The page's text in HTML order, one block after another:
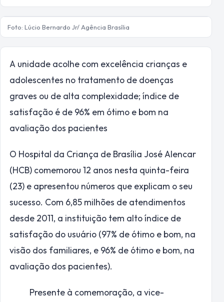
Foto: Lúcio Bernardo Jr/ Agência Brasília
A unidade acolhe com excelência crianças e
adolescentes no tratamento de doenças
graves ou de alta complexidade; índice de
satisfação é de 96% em ótimo e bom na
avaliação dos pacientes
O Hospital da Criança de Brasília José Alencar
(HCB) comemorou 12 anos nesta quinta-feira
(23) e apresentou números que explicam o seu
sucesso. Com 6,85 milhões de atendimentos
desde 2011, a instituição tem alto índice de
satisfação do usuário (97% de ótimo e bom, na
visão dos familiares, e 96% de ótimo e bom, na
avaliação dos pacientes).
Presente à comemoração, a vice-